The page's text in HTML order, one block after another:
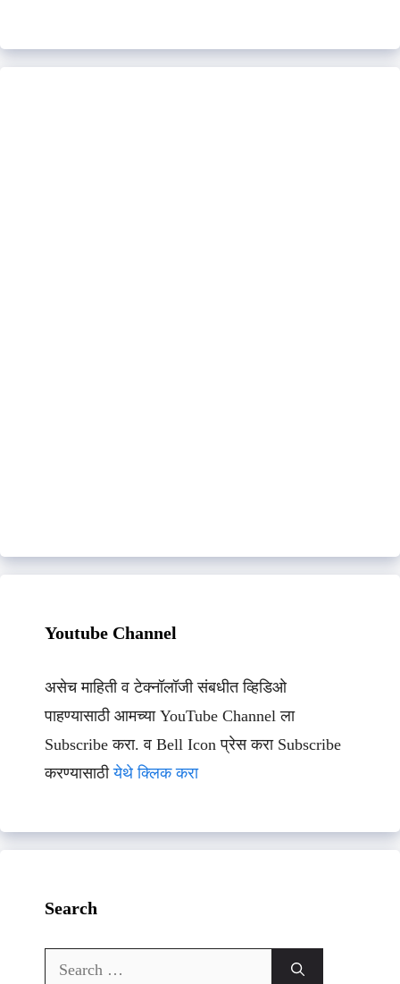
Youtube Channel
असेच माहिती व टेक्नॉलॉजी संबधीत व्हिडिओ
पाहण्यासाठी आमच्या YouTube Channel ला
Subscribe करा. व Bell Icon प्रेस करा Subscribe
करण्यासाठीयेथे क्लिक करा
Search
Search